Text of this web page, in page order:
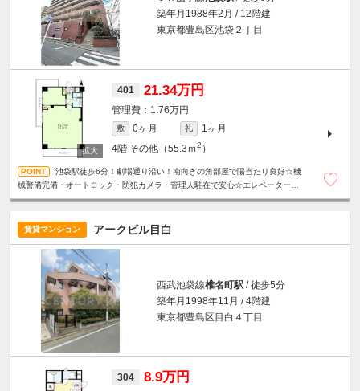
築年月1988年2月 / 12階建
東京都豊島区池袋２丁目
401 21.34万円
1.76万円
敷 0ヶ月 礼
1ヶ月
4階 その他（55.3ｍ2 ）
池袋駅徒歩6分！劇場通り沿い！南向きの角部屋で陽当たり良好☆機
械警備完備・オートロック・防犯カメラ・管理人駐在で安心☆エレベーター☆
賃貸マンション アークビル目白
西武池袋線椎名町駅 / 徒歩5分
築年月1998年11月 / 4階建
東京都豊島区目白４丁目
304 8.9万円